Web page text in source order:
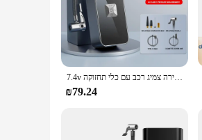
7.4v משאבת אוויר תצוגת אלחוטית דיגיטלית חכמה נייד טעינה מהירה צמיג רכב עם כלי תחזוקה
₪79.24